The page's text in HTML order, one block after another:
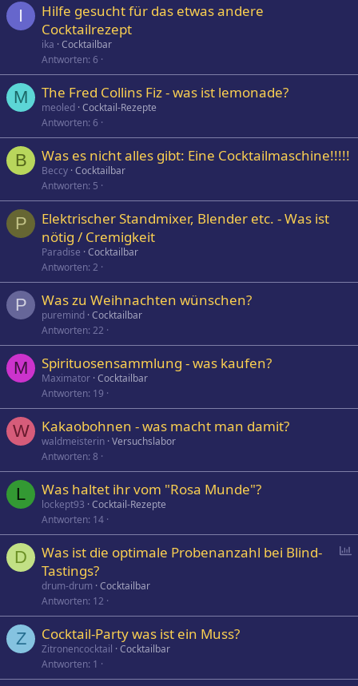
I
Hilfe gesucht für das etwas andere
Cocktailrezept
ika Cocktailbar
Antworten 6
M The Fred Collins Fiz - was ist lemonade?
meoled Cocktail-Rezepte
Antworten 6
B Was es nicht alles gibt: Eine Cocktailmaschine!!!!!
Beccy Cocktailbar
Antworten 5
P
Elektrischer Standmixer, Blender etc. - Was ist
nötig / Cremigkeit
Paradise Cocktailbar
Antworten 2
P Was zu Weihnachten wünschen?
puremind Cocktailbar
Antworten 22
M Spirituosensammlung - was kaufen?
Maximator Cocktailbar
Antworten 19
W Kakaobohnen - was macht man damit?
waldmeisterin Versuchslabor
Antworten 8
L Was haltet ihr vom "Rosa Munde"?
lockept93 Cocktail-Rezepte
Antworten 14
D
Was ist die optimale Probenanzahl bei Blind-
Tastings?
drum-drum Cocktailbar
Antworten 12
Z Cocktail-Party was ist ein Muss?
Zitronencocktail Cocktailbar
Antworten 1